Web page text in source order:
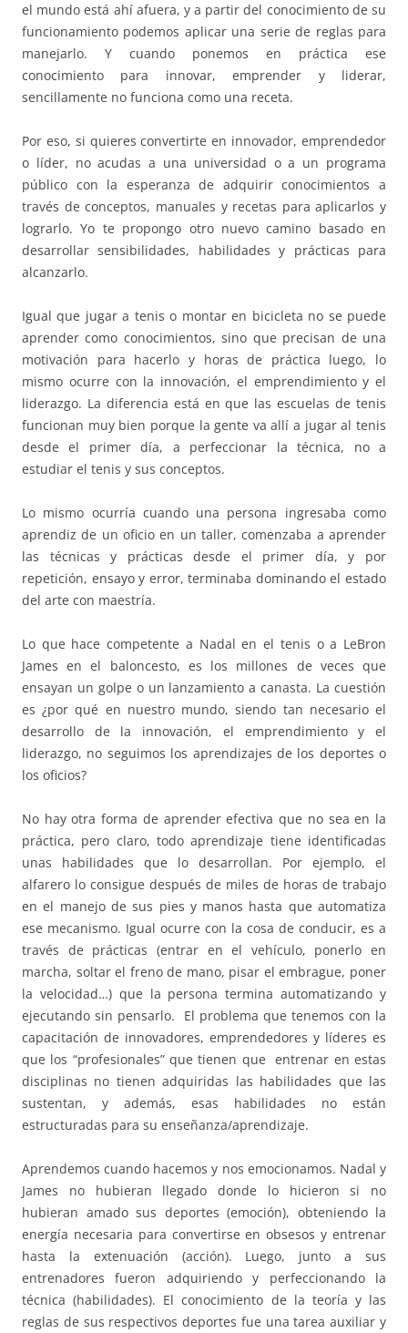
el mundo está ahí afuera, y a partir del conocimiento de su
funcionamiento podemos aplicar una serie de reglas para
manejarlo. Y cuando ponemos en práctica ese
conocimiento para innovar, emprender y liderar,
sencillamente no funciona como una receta.
Por eso, si quieres convertirte en innovador, emprendedor
o líder, no acudas a una universidad o a un programa
público con la esperanza de adquirir conocimientos a
través de conceptos, manuales y recetas para aplicarlos y
lograrlo. Yo te propongo otro nuevo camino basado en
desarrollar sensibilidades, habilidades y prácticas para
alcanzarlo.
Igual que jugar a tenis o montar en bicicleta no se puede
aprender como conocimientos, sino que precisan de una
motivación para hacerlo y horas de práctica luego, lo
mismo ocurre con la innovación, el emprendimiento y el
liderazgo. La diferencia está en que las escuelas de tenis
funcionan muy bien porque la gente va allí a jugar al tenis
desde el primer día, a perfeccionar la técnica, no a
estudiar el tenis y sus conceptos.
Lo mismo ocurría cuando una persona ingresaba como
aprendiz de un oficio en un taller, comenzaba a aprender
las técnicas y prácticas desde el primer día, y por
repetición, ensayo y error, terminaba dominando el estado
del arte con maestría.
Lo que hace competente a Nadal en el tenis o a LeBron
James en el baloncesto, es los millones de veces que
ensayan un golpe o un lanzamiento a canasta. La cuestión
es ¿por qué en nuestro mundo, siendo tan necesario el
desarrollo de la innovación, el emprendimiento y el
liderazgo, no seguimos los aprendizajes de los deportes o
los oficios?
No hay otra forma de aprender efectiva que no sea en la
práctica, pero claro, todo aprendizaje tiene identificadas
unas habilidades que lo desarrollan. Por ejemplo, el
alfarero lo consigue después de miles de horas de trabajo
en el manejo de sus pies y manos hasta que automatiza
ese mecanismo. Igual ocurre con la cosa de conducir, es a
través de prácticas (entrar en el vehículo, ponerlo en
marcha, soltar el freno de mano, pisar el embrague, poner
la velocidad…) que la persona termina automatizando y
ejecutando sin pensarlo. El problema que tenemos con la
capacitación de innovadores, emprendedores y líderes es
que los “profesionales” que tienen que entrenar en estas
disciplinas no tienen adquiridas las habilidades que las
sustentan, y además, esas habilidades no están
estructuradas para su enseñanza/aprendizaje.
Aprendemos cuando hacemos y nos emocionamos. Nadal y
James no hubieran llegado donde lo hicieron si no
hubieran amado sus deportes (emoción), obteniendo la
energía necesaria para convertirse en obsesos y entrenar
hasta la extenuación (acción). Luego, junto a sus
entrenadores fueron adquiriendo y perfeccionando la
técnica (habilidades). El conocimiento de la teoría y las
reglas de sus respectivos deportes fue una tarea auxiliar y